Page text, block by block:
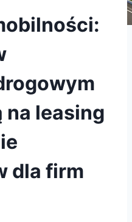
na leasing
dla firm